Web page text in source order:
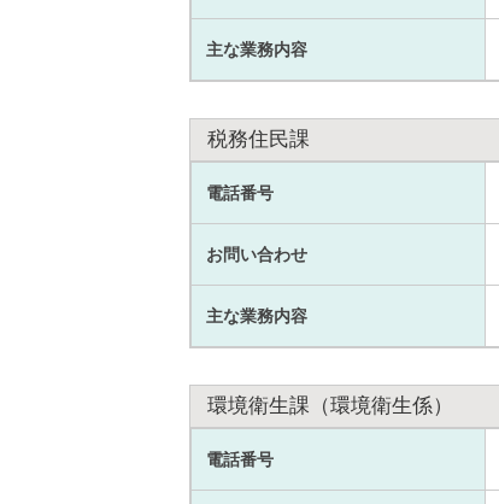
主な業務内容
税務住民課
電話番号
お問い合わせ
主な業務内容
環境衛生課（環境衛生係）
電話番号